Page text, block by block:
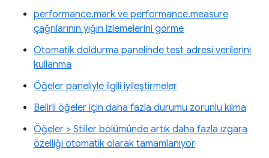
performance.mark ve performance.measure
çağrılarının yığın izlemelerini görme
Otomatik doldurma panelinde test adresi verilerini
kullanma
Öğeler paneliyle ilgili iyileştirmeler
Belirli öğeler için daha fazla durumu zorunlu kılma
Öğeler > Stiller bölümünde artık daha fazla ızgara
özelliği otomatik olarak tamamlanıyor